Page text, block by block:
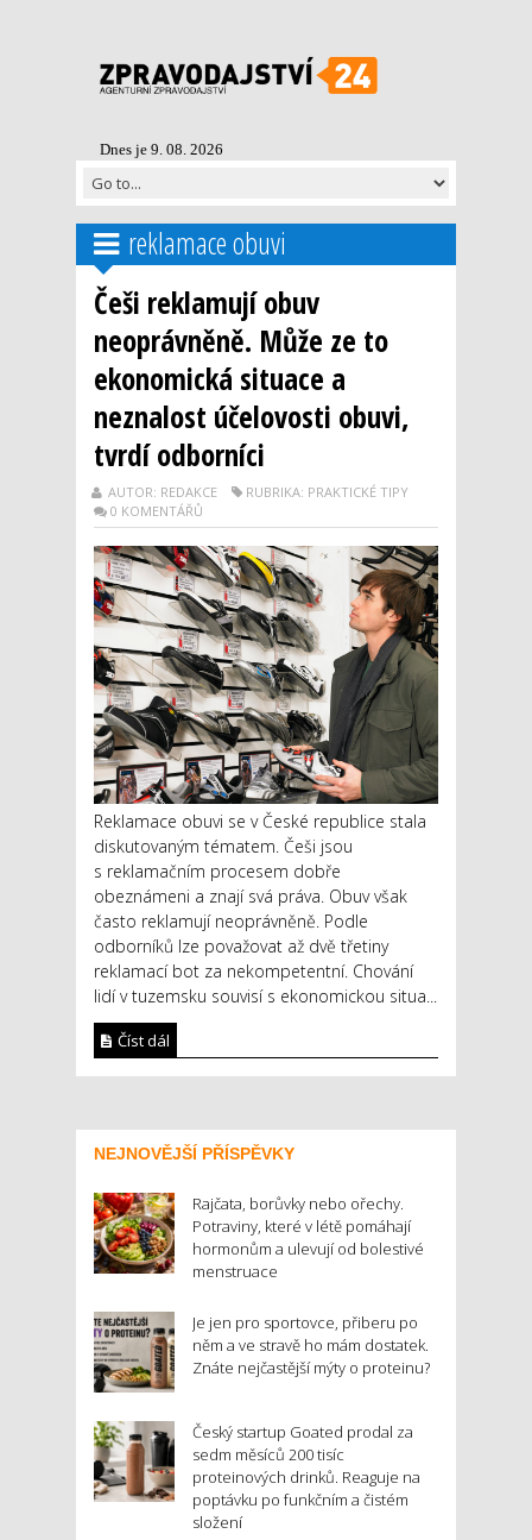
Dnes je 9. 08. 2026
reklamace obuvi
Češi reklamují obuv
neoprávněně. Může ze to
ekonomická situace a
neznalost účelovosti obuvi,
tvrdí odborníci
AUTOR: REDAKCE
RUBRIKA: PRAKTICKÉ TIPY
0 KOMENTÁŘŮ
Reklamace obuvi se v České republice stala
diskutovaným tématem. Češi jsou
s reklamačním procesem dobře
obeznámeni a znají svá práva. Obuv však
často reklamují neoprávněně. Podle
odborníků lze považovat až dvě třetiny
reklamací bot za nekompetentní. Chování
lidí v tuzemsku souvisí s ekonomickou situa...
Číst dál
NEJNOVĚJŠÍ PŘÍSPĚVKY
Rajčata, borůvky nebo ořechy.
Potraviny, které v létě pomáhají
hormonům a ulevují od bolestivé
menstruace
Je jen pro sportovce, přiberu po
něm a ve stravě ho mám dostatek.
Znáte nejčastější mýty o proteinu?
Český startup Goated prodal za
sedm měsíců 200 tisíc
proteinových drinků. Reaguje na
poptávku po funkčním a čistém
složení